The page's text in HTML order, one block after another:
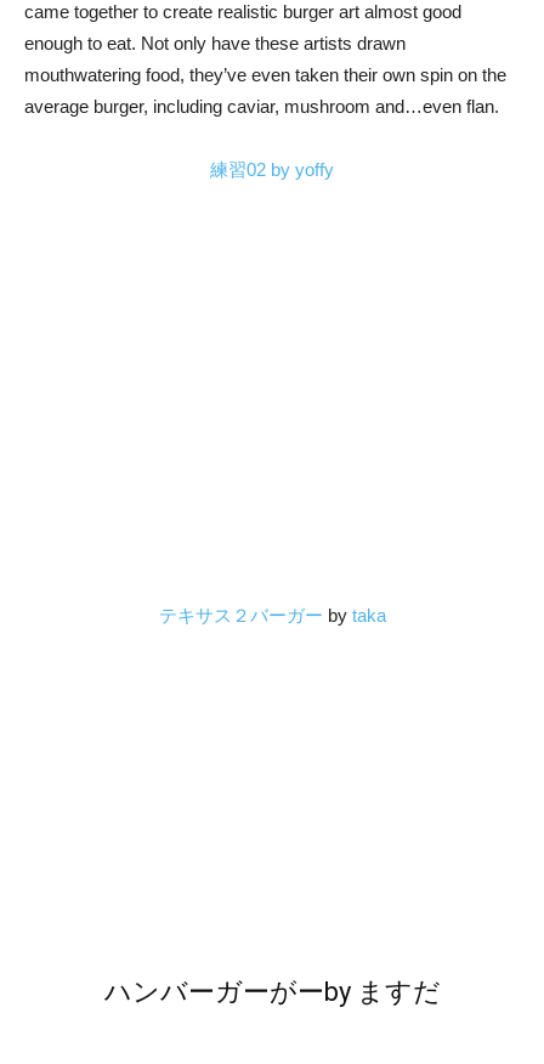
came together to create realistic burger art almost good
enough to eat. Not only have these artists drawn
mouthwatering food, they’ve even taken their own spin on the
average burger, including caviar, mushroom and…even flan.
練習02 by yoffy
テキサス２バーガー bytaka
ハンバーガーがーbyますだ